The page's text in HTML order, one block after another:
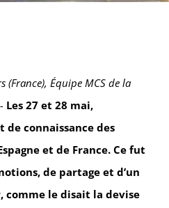
(France), Équipe MCS de la
Les 27 et 28 mai,
connaissance des
et de France. Ce fut
de partage et d’un
le disait la devise